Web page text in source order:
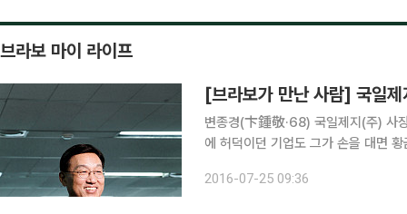
브라보 마이 라이프
[브라보가 만난 사람] 국일
변종경(卞鍾敬·68) 국일제지(주) 사
에 허덕이던 기업도 그가 손을 대면
업체 국일제지(주)를 드라이빙하는 중
2016-07-25 09:36